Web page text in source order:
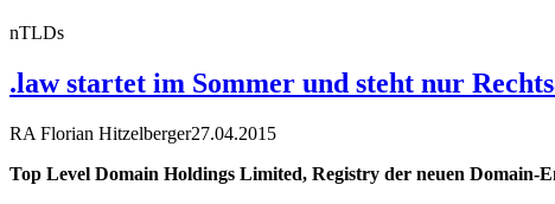
nTLDs
.law startet im Sommer und steht nur
RA Florian Hitzelberger27.04.2015
Top Level Domain Holdings Limited, Registry der neuen Domain-